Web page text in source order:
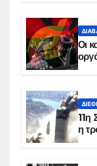
Οι
11η
η